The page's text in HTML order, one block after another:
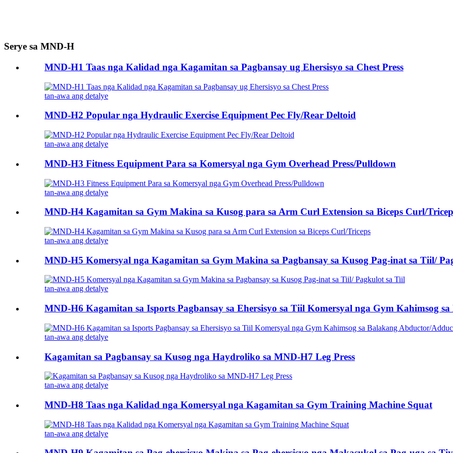
Serye sa MND-H
MND-H1 Taas nga Kalidad nga Kagamitan sa Pagbansay ug Ehersisyo sa Chest Press
tan-awa ang detalye
MND-H2 Popular nga Hydraulic Exercise Equipment Pec Fly/Rear Deltoid
tan-awa ang detalye
MND-H3 Fitness Equipment Para sa Komersyal nga Gym Overhead Press/Pulldown
tan-awa ang detalye
MND-H4 Kagamitan sa Gym Makina sa Kusog para sa Arm Curl Extension sa Biceps Curl/
tan-awa ang detalye
MND-H5 Komersyal nga Kagamitan sa Gym Makina sa Pagbansay sa Kusog Pag-inat sa Tiil/
tan-awa ang detalye
MND-H6 Kagamitan sa Isports Pagbansay sa Ehersisyo sa Tiil Komersyal nga Gym Kahimsog
tan-awa ang detalye
Kagamitan sa Pagbansay sa Kusog nga Haydroliko sa MND-H7 Leg Press
tan-awa ang detalye
MND-H8 Taas nga Kalidad nga Komersyal nga Kagamitan sa Gym Training Machine Squat
tan-awa ang detalye